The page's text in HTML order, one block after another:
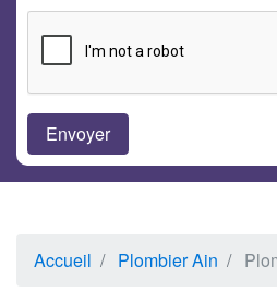
Accueil Plombier Ain